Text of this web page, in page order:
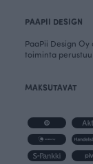
PAAPII DESIGN
PaaPii Design
toiminta
MAKSUTAVAT